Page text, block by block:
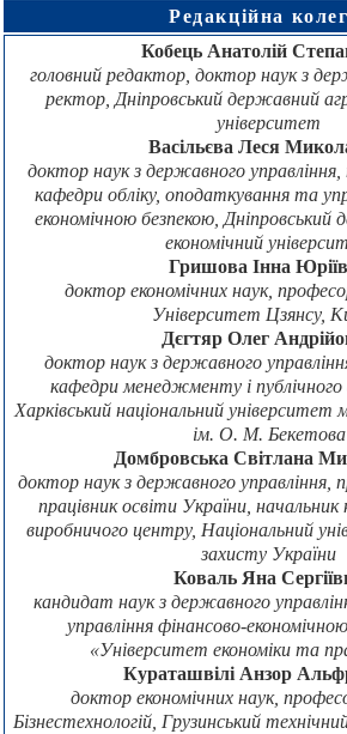
Редакційна
Кобець Анатолій
головний редактор, доктор наук з
ректор, Дніпровський державний
університет
Васільєва Леся
доктор наук з державного
кафедри обліку, оподаткування та
економічною безпекою, Дніпровський
економічний
Гришова Інна
доктор економічних наук,
Університет Цзянсу,
Дєгтяр Олег
доктор наук з державного
кафедри менеджменту і публічного
Харківський національний університет
ім. О. М. Бекетова
Домбровська Світлана
доктор наук з державного управління,
працівник освіти України, начальник
виробничого центру, Національний
захисту України
Коваль Яна
кандидат наук з державного
управління фінансово-
«Університет економіки та
Кураташвілі Анзор
доктор економічних наук,
Бізнестехнологій, Грузинський